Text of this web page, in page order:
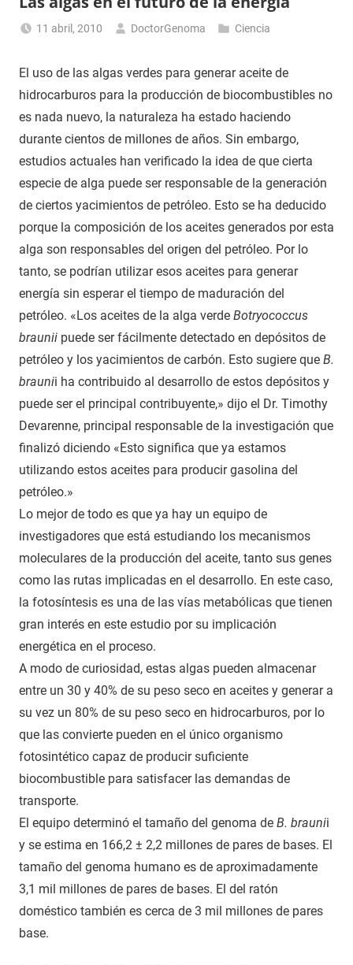
11 abril, 2010 DoctorGenoma Ciencia
El uso de las algas verdes para generar aceite de
hidrocarburos para la producción de biocombustibles no
es nada nuevo, la naturaleza ha estado haciendo
durante cientos de millones de años. Sin embargo,
estudios actuales han verificado la idea de que cierta
especie de alga puede ser responsable de la generación
de ciertos yacimientos de petróleo. Esto se ha deducido
porque la composición de los aceites generados por esta
alga son responsables del origen del petróleo. Por lo
tanto, se podrían utilizar esos aceites para generar
energía sin esperar el tiempo de maduración del
petróleo. «Los aceites de la alga verde Botryococcus
braunii puede ser fácilmente detectado en depósitos de
petróleo y los yacimientos de carbón. Esto sugiere que B.
braunii ha contribuido al desarrollo de estos depósitos y
puede ser el principal contribuyente,» dijo el Dr. Timothy
Devarenne, principal responsable de la investigación que
finalizó diciendo «Esto significa que ya estamos
utilizando estos aceites para producir gasolina del
petróleo.»
Lo mejor de todo es que ya hay un equipo de
investigadores que está estudiando los mecanismos
moleculares de la producción del aceite, tanto sus genes
como las rutas implicadas en el desarrollo. En este caso,
la fotosíntesis es una de las vías metabólicas que tienen
gran interés en este estudio por su implicación
energética en el proceso.
A modo de curiosidad, estas algas pueden almacenar
entre un 30 y 40% de su peso seco en aceites y generar a
su vez un 80% de su peso seco en hidrocarburos, por lo
que las convierte pueden en el único organismo
fotosintético capaz de producir suficiente
biocombustible para satisfacer las demandas de
transporte.
El equipo determinó el tamaño del genoma de B. braunii
y se estima en 166,2 ± 2,2 millones de pares de bases. El
tamaño del genoma humano es de aproximadamente
3,1 mil millones de pares de bases. El del ratón
doméstico también es cerca de 3 mil millones de pares
base.